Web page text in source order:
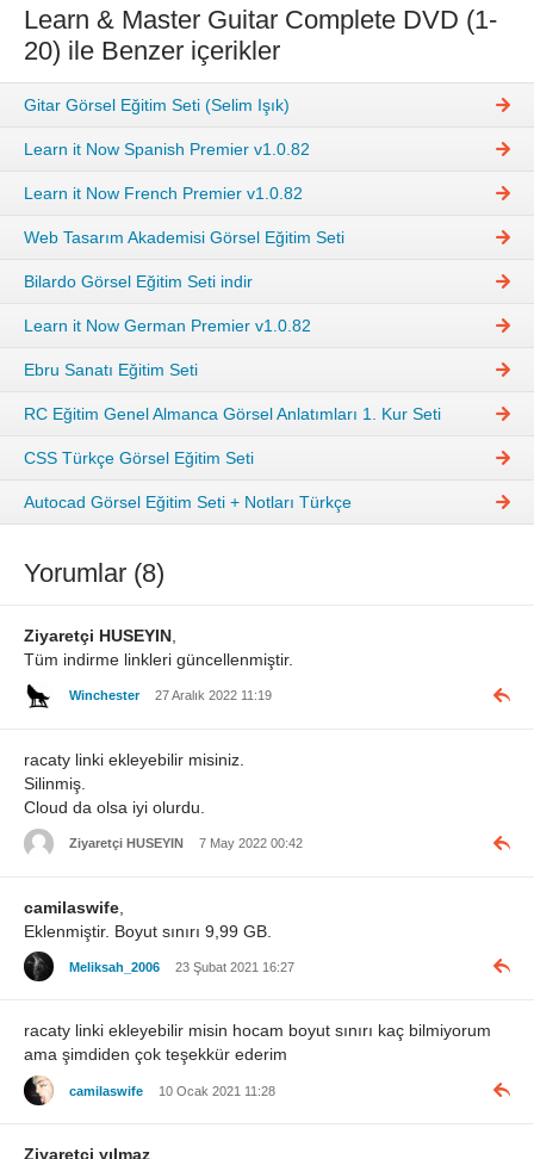
Learn & Master Guitar Complete DVD (1-
20) ile Benzer içerikler
Gitar Görsel Eğitim Seti (Selim Işık)
Learn it Now Spanish Premier v1.0.82
Learn it Now French Premier v1.0.82
Web Tasarım Akademisi Görsel Eğitim Seti
Bilardo Görsel Eğitim Seti indir
Learn it Now German Premier v1.0.82
Ebru Sanatı Eğitim Seti
RC Eğitim Genel Almanca Görsel Anlatımları 1. Kur Seti
CSS Türkçe Görsel Eğitim Seti
Autocad Görsel Eğitim Seti + Notları Türkçe
Yorumlar (8)
Ziyaretçi HUSEYIN
Tüm indirme linkleri güncellenmiştir.
Winchester 27 Aralık 2022 11:19
racaty linki ekleyebilir misiniz.
Silinmiş.
Cloud da olsa iyi olurdu.
Ziyaretçi HUSEYIN 7 May 2022 00:42
camilaswife
Eklenmiştir. Boyut sınırı 9,99 GB.
Meliksah_2006 23 Şubat 2021 16:27
racaty linki ekleyebilir misin hocam boyut sınırı kaç bilmiyorum
ama şimdiden çok teşekkür ederim
camilaswife 10 Ocak 2021 11:28
Ziyaretçi yılmaz,